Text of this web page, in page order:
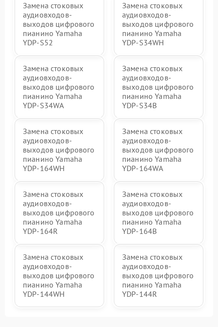
Замена стоковых
аудиовходов-
выходов цифрового
пианино Yamaha
YDP-S52
Замена стоковых
аудиовходов-
выходов цифрового
пианино Yamaha
YDP-S34WH
Замена стоковых
аудиовходов-
выходов цифрового
пианино Yamaha
YDP-S34WA
Замена стоковых
аудиовходов-
выходов цифрового
пианино Yamaha
YDP-S34B
Замена стоковых
аудиовходов-
выходов цифрового
пианино Yamaha
YDP-164WH
Замена стоковых
аудиовходов-
выходов цифрового
пианино Yamaha
YDP-164WA
Замена стоковых
аудиовходов-
выходов цифрового
пианино Yamaha
YDP-164R
Замена стоковых
аудиовходов-
выходов цифрового
пианино Yamaha
YDP-164B
Замена стоковых
аудиовходов-
выходов цифрового
пианино Yamaha
YDP-144WH
Замена стоковых
аудиовходов-
выходов цифрового
пианино Yamaha
YDP-144R